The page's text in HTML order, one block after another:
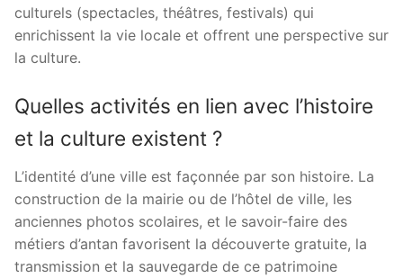
culturels (spectacles, théâtres, festivals) qui
enrichissent la vie locale et offrent une perspective sur
la culture.
Quelles activités en lien avec l’histoire
et la culture existent ?
L’identité d’une ville est façonnée par son histoire. La
construction de la mairie ou de l’hôtel de ville, les
anciennes photos scolaires, et le savoir-faire des
métiers d’antan favorisent la découverte gratuite, la
transmission et la sauvegarde de ce patrimoine